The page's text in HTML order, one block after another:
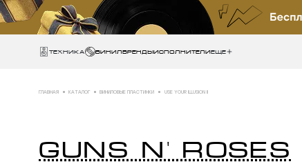
Техника ВИНИЛБРЕНДЫИСПОЛНИТЕЛИЕще
ГЛАВНАЯ КАТАЛОГ ВИНИЛОВЫЕ ПЛАСТИНКИ USE YOUR ILLUSION II
GUNS N' ROSES